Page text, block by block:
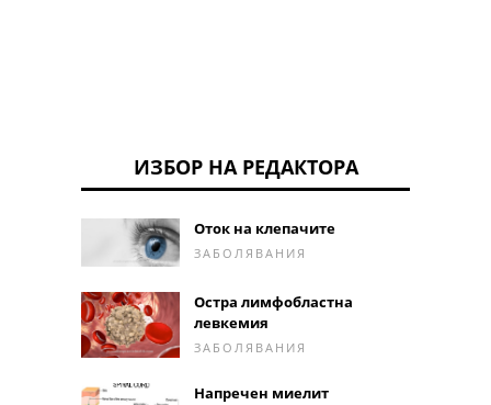
ИЗБОР НА РЕДАКТОРА
Оток на клепачите
ЗАБОЛЯВАНИЯ
Остра лимфобластна
левкемия
ЗАБОЛЯВАНИЯ
Напречен миелит